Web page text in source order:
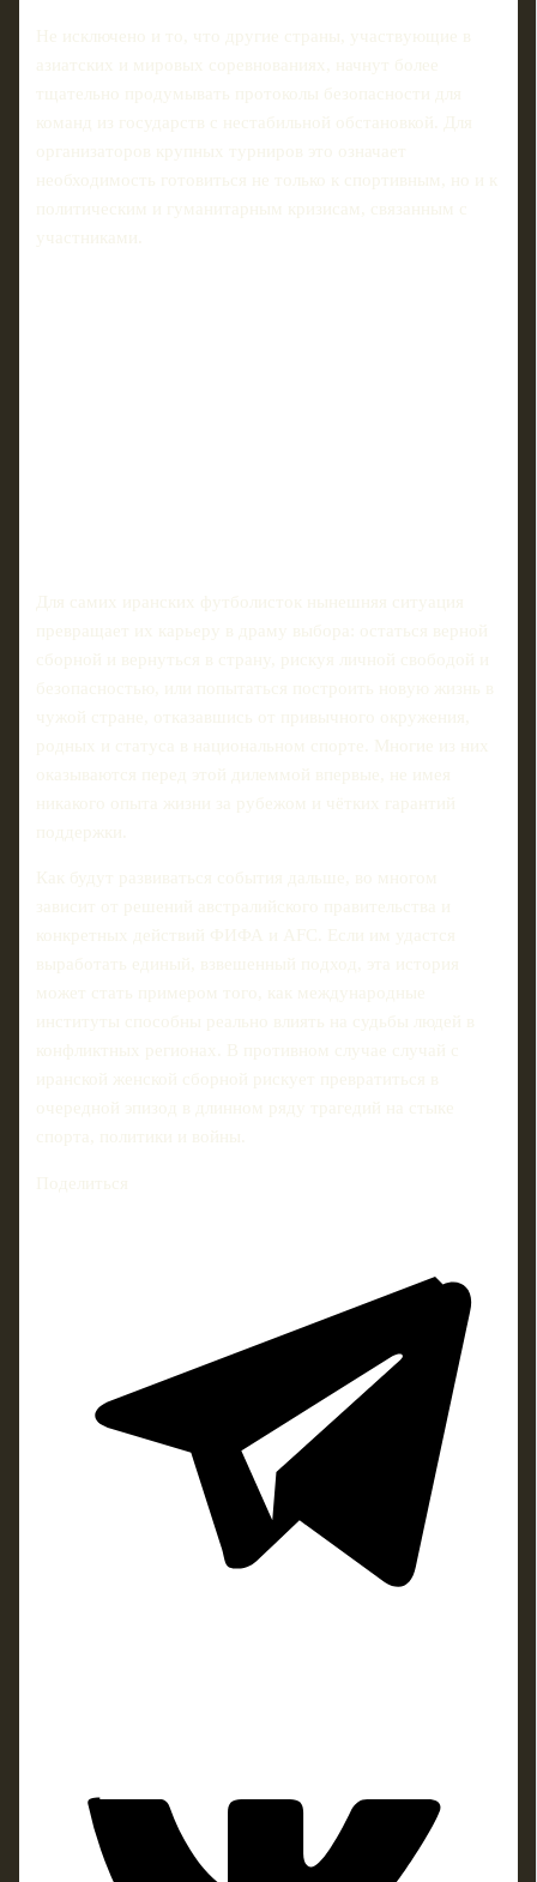
Не исключено и то, что другие страны, участвующие в
азиатских и мировых соревнованиях, начнут более
тщательно продумывать протоколы безопасности для
команд из государств с нестабильной обстановкой. Для
организаторов крупных турниров это означает
необходимость готовиться не только к спортивным, но и к
политическим и гуманитарным кризисам, связанным с
участниками.
Для самих иранских футболисток нынешняя ситуация
превращает их карьеру в драму выбора: остаться верной
сборной и вернуться в страну, рискуя личной свободой и
безопасностью, или попытаться построить новую жизнь в
чужой стране, отказавшись от привычного окружения,
родных и статуса в национальном спорте. Многие из них
оказываются перед этой дилеммой впервые, не имея
никакого опыта жизни за рубежом и чётких гарантий
поддержки.
Как будут развиваться события дальше, во многом
зависит от решений австралийского правительства и
конкретных действий ФИФА и AFC. Если им удастся
выработать единый, взвешенный подход, эта история
может стать примером того, как международные
институты способны реально влиять на судьбы людей в
конфликтных регионах. В противном случае случай с
иранской женской сборной рискует превратиться в
очередной эпизод в длинном ряду трагедий на стыке
спорта, политики и войны.
Поделиться